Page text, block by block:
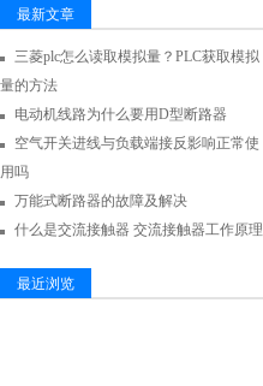
最新文章
三菱plc怎么读取模拟量？PLC获取模拟
量的方法
电动机线路为什么要用D型断路器
空气开关进线与负载端接反影响正常使
用吗
万能式断路器的故障及解决
什么是交流接触器 交流接触器工作原理
最近浏览